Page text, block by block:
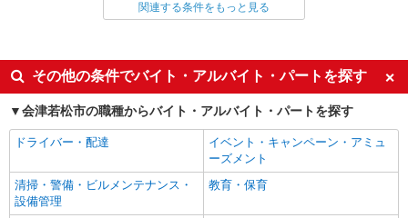
同じ特徴から求人を探す
ボーナス・賞与あり
車通勤OK
交通費支給
社会保険あり
産休・育休取得実績あり
関連する条件をもっと見る
その他の条件でバイト・アルバイト・パートを探す
会津若松市の職種からバイト・アルバイト・パートを探す
ドライバー・配達
イベント・キャンペーン・アミュ
ーズメント
清掃・警備・ビルメンテナンス・
設備管理
教育・保育